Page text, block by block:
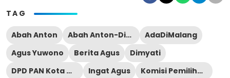
TAG
Abah Anton Abah Anton-Dimyati
AdaDiMalang
Agus Yuwono
Berita Agus
Dimyati
DPD PAN Kota Malang
Ingat Agus
Komisi Pemilihan Umum